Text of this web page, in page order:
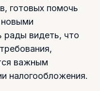
готовых помочь
новыми
рады видеть, что
важным
налогообложения.